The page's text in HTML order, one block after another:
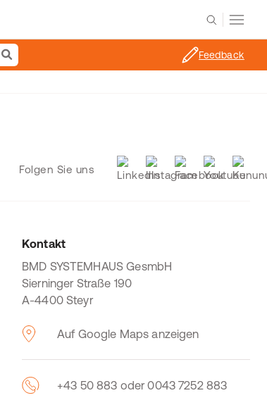
Feedback
Folgen Sie uns
Kontakt
BMD SYSTEMHAUS GesmbH
Sierninger Straße 190
A-4400 Steyr
Auf Google Maps anzeigen
+43 50 883 oder 0043 7252 883